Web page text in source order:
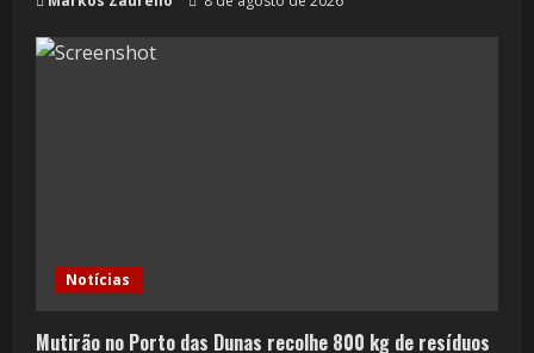
Notícias
Mutirão no Porto das Dunas recolhe 800 kg de resíduos